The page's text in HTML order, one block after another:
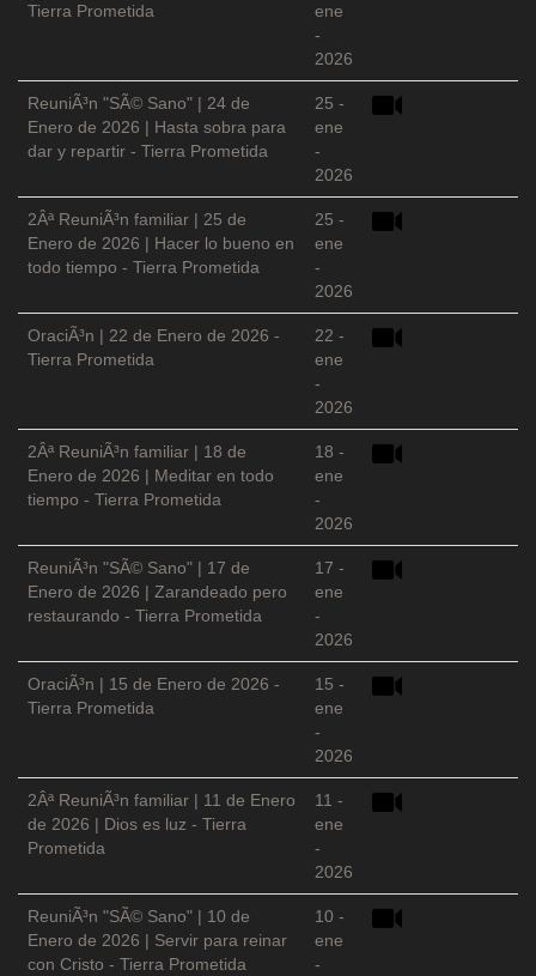
Tierra Prometida
ene
-
2026
ReuniÃ³n "SÃ© Sano" | 24 de
Enero de 2026 | Hasta sobra para
dar y repartir - Tierra Prometida
25 -
ene
-
2026
2Âª ReuniÃ³n familiar | 25 de
Enero de 2026 | Hacer lo bueno en
todo tiempo - Tierra Prometida
25 -
ene
-
2026
OraciÃ³n | 22 de Enero de 2026 -
Tierra Prometida
22 -
ene
-
2026
2Âª ReuniÃ³n familiar | 18 de
Enero de 2026 | Meditar en todo
tiempo - Tierra Prometida
18 -
ene
-
2026
ReuniÃ³n "SÃ© Sano" | 17 de
Enero de 2026 | Zarandeado pero
restaurando - Tierra Prometida
17 -
ene
-
2026
OraciÃ³n | 15 de Enero de 2026 -
Tierra Prometida
15 -
ene
-
2026
2Âª ReuniÃ³n familiar | 11 de Enero
de 2026 | Dios es luz - Tierra
Prometida
11 -
ene
-
2026
ReuniÃ³n "SÃ© Sano" | 10 de
Enero de 2026 | Servir para reinar
con Cristo - Tierra Prometida
10 -
ene
-